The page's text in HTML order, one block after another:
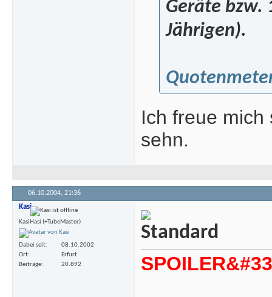
Geräte bzw.
Jährigen).
Ich freue
sehn.
06.10.2004, 21:36
Kasi
KasiHasi (+TubeMaster)
Dabei seit
08.10.2002
Ort
Erfurt
Beiträge
20.892